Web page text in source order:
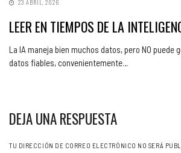
23 ABRIL, 2026
LEER EN TIEMPOS DE LA
La IA maneja bien muchos datos, pero NO puede
datos fiables, convenientemente…
DEJA UNA RESPUESTA
TU DIRECCIÓN DE CORREO ELECTRÓNICO NO SERÁ